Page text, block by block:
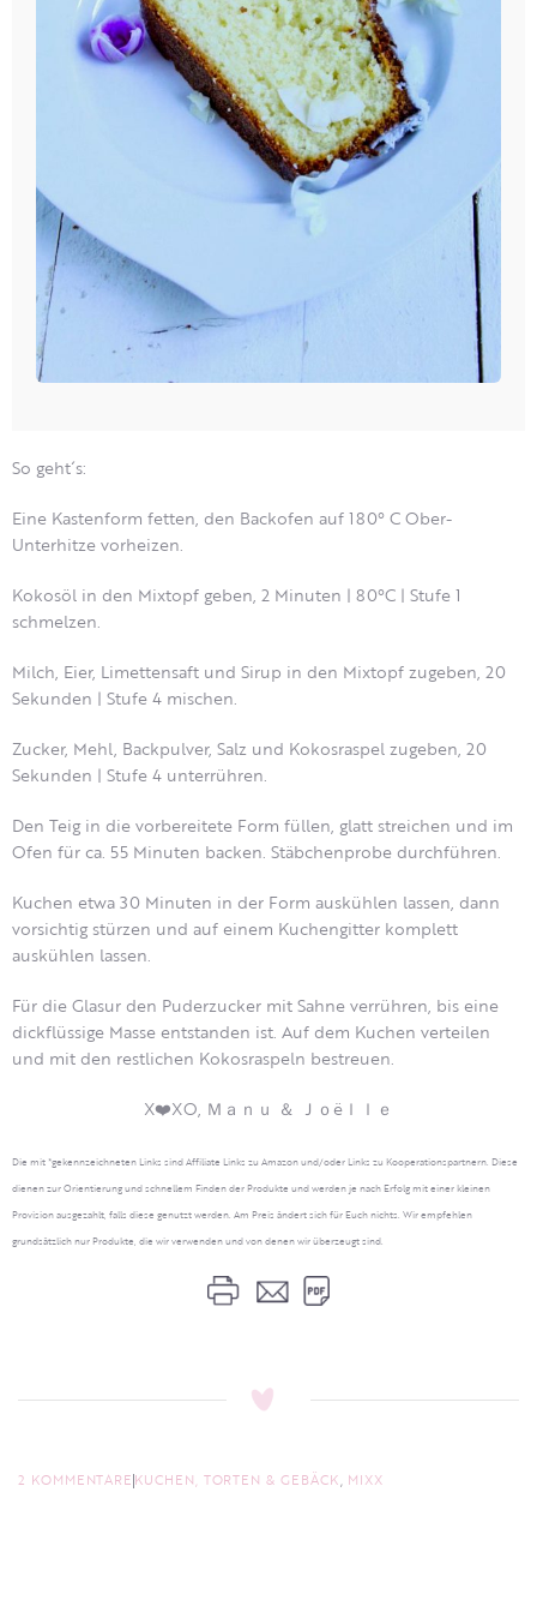
So geht´s:
Eine Kastenform fetten, den Backofen auf 180° C Ober-
Unterhitze vorheizen.
Kokosöl in den Mixtopf geben, 2 Minuten | 80°C | Stufe 1
schmelzen.
Milch, Eier, Limettensaft und Sirup in den Mixtopf zugeben, 20
Sekunden | Stufe 4 mischen.
Zucker, Mehl, Backpulver, Salz und Kokosraspel zugeben, 20
Sekunden | Stufe 4 unterrühren.
Den Teig in die vorbereitete Form füllen, glatt streichen und im
Ofen für ca. 55 Minuten backen. Stäbchenprobe durchführen.
Kuchen etwa 30 Minuten in der Form auskühlen lassen, dann
vorsichtig stürzen und auf einem Kuchengitter komplett
auskühlen lassen.
Für die Glasur den Puderzucker mit Sahne verrühren, bis eine
dickflüssige Masse entstanden ist. Auf dem Kuchen verteilen
und mit den restlichen Kokosraspeln bestreuen.
X❤️XO, Ｍａｎｕ ＆ Ｊｏëｌｌｅ
Die mit *gekennzeichneten Links sind Affiliate Links zu Amazon und/oder Links zu Kooperationspartnern. Diese
dienen zur Orientierung und schnellem Finden der Produkte und werden je nach Erfolg mit einer kleinen
Provision ausgezahlt, falls diese genutzt werden. Am Preis ändert sich für Euch nichts. Wir empfehlen
grundsätzlich nur Produkte, die wir verwenden und von denen wir überzeugt sind.
2 KOMMENTAREKUCHEN, TORTEN & GEBÄCK, MIXX